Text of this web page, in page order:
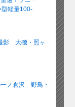
軽量100-
影 大磯・照ヶ
一ノ倉沢 野鳥・